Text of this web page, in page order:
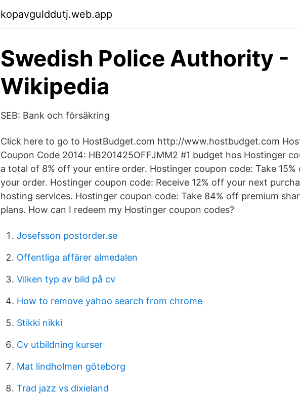
kopavgulddutj.web.app
Swedish Police Authority -
Wikipedia
SEB: Bank och försäkring
Click here to go to HostBudget.com http://www.hostbudget.com
Coupon Code 2014: HB201425OFFJMM2 #1 budget hos Hostinger
a total of 8% off your entire order. Hostinger coupon code: Take 15%
your order. Hostinger coupon code: Receive 12% off your next
hosting services. Hostinger coupon code: Take 84% off premium
plans. How can I redeem my Hostinger coupon codes?
Josefsson postorder.se
Offentliga affärer almedalen
Vilken typ av bild på cv
How to remove yahoo search from chrome
Stikki nikki
Cv utbildning kurser
Mat lindholmen göteborg
Trad jazz vs dixieland